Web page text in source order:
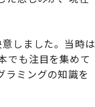
しました。当時は
でも注目を集めて
ラミングの知識を